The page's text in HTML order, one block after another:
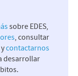
sobre EDES,
, consultar
contactarnos
desarrollar